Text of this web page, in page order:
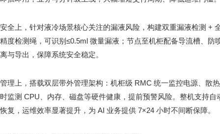
安全上，针对液冷场景核心关注的漏液风险，构建双重漏液检测 +
精度检测绳，可识别≤0.5ml 微量漏液；节点至机柜配备导流槽、防
离与导出，保障系统安全稳定。
管理上，搭载双层带外管理架构：机柜级 RMC 统一监控电源、散
时监测 CPU、内存、磁盘等硬件健康，提前预警风险。整机支持
恢复，运维效率显著提升，为 AI 业务提供 7×24 小时不间断保障。